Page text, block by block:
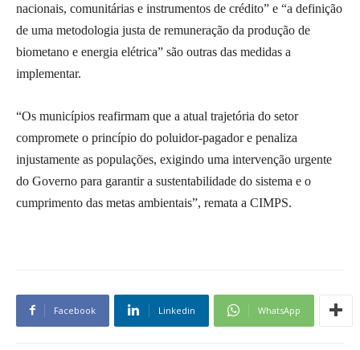
nacionais, comunitárias e instrumentos de crédito” e “a definição
de uma metodologia justa de remuneração da produção de
biometano e energia elétrica” são outras das medidas a
implementar.
“Os municípios reafirmam que a atual trajetória do setor
compromete o princípio do poluidor-pagador e penaliza
injustamente as populações, exigindo uma intervenção urgente
do Governo para garantir a sustentabilidade do sistema e o
cumprimento das metas ambientais”, remata a CIMPS.
Facebook Linkedin WhatsApp